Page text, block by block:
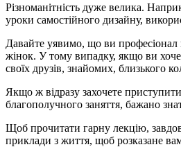
Різноманітність дуже велика.
уроки самостійного дизайну,
Давайте уявимо, що ви професіонал
жінок. У тому випадку, якщо ви
своїх друзів, знайомих, близького
Якщо ж відразу захочете
благополучного заняття, бажано
Щоб прочитати гарну лекцію,
приклади з життя, щоб розказане